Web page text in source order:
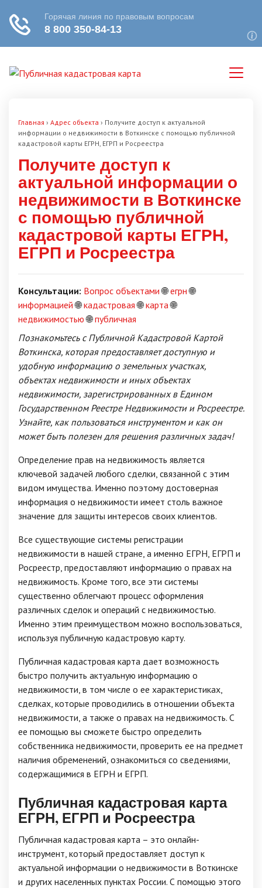
Главная › Адрес объекта › Получите доступ к актуальной
информации о недвижимости в Воткинске с помощью публичной
кадастровой карты ЕГРН, ЕГРП и Росреестра
Получите доступ к
актуальной информации о
недвижимости в Воткинске
с помощью публичной
кадастровой карты ЕГРН,
ЕГРП и Росреестра
Консультации: Вопрос объектами🌐егрн🌐
информацией🌐кадастровая🌐карта🌐
недвижимостью🌐публичная
Познакомьтесь с Публичной Кадастровой Картой
Воткинска, которая предоставляет доступную и
удобную информацию о земельных участках,
объектах недвижимости и иных объектах
недвижимости, зарегистрированных в Едином
Государственном Реестре Недвижимости и Росреестре.
Узнайте, как пользоваться инструментом и как он
может быть полезен для решения различных задач!
Определение прав на недвижимость является
ключевой задачей любого сделки, связанной с этим
видом имущества. Именно поэтому достоверная
информация о недвижимости имеет столь важное
значение для защиты интересов своих клиентов.
Все существующие системы регистрации
недвижимости в нашей стране, а именно ЕГРН, ЕГРП и
Росреестр, предоставляют информацию о правах на
недвижимость. Кроме того, все эти системы
существенно облегчают процесс оформления
различных сделок и операций с недвижимостью.
Именно этим преимуществом можно воспользоваться,
используя публичную кадастровую карту.
Публичная кадастровая карта дает возможность
быстро получить актуальную информацию о
недвижимости, в том числе о ее характеристиках,
сделках, которые проводились в отношении объекта
недвижимости, а также о правах на недвижимость. С
ее помощью вы сможете быстро определить
собственника недвижимости, проверить ее на предмет
наличия обременений, ознакомиться со сведениями,
содержащимися в ЕГРН и ЕГРП.
Публичная кадастровая карта
ЕГРН, ЕГРП и Росреестра
Публичная кадастровая карта – это онлайн-
инструмент, который предоставляет доступ к
актуальной информации о недвижимости в Воткинске
и других населенных пунктах России. С помощью этого